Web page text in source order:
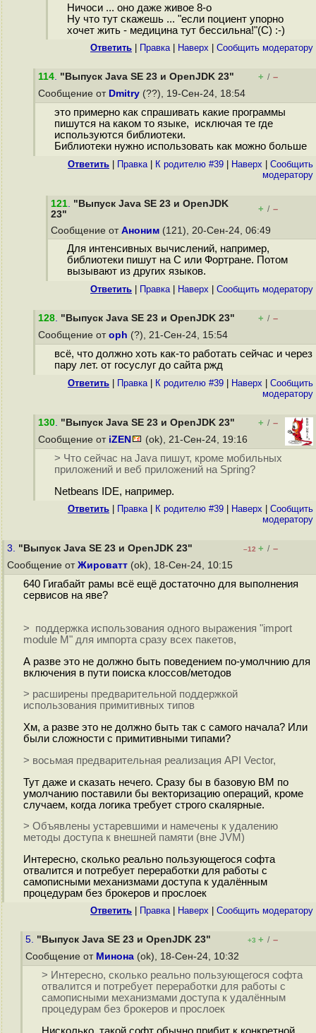
Ничоси ... оно даже живое 8-о
Ну что тут скажешь ... "если поциент упорно
хочет жить - медицина тут бессильна!"(С) :-)
Ответить Правка| Наверх Cообщить модератору
114. "Выпуск Java SE 23 и OpenJDK 23" + / –
Сообщение от Dmitry (??), 19-Сен-24, 18:54
это примерно как спрашивать какие программы
пишутся на каком то языке, исключая те где
используются библиотеки.
Библиотеки нужно использовать как можно больше
Ответить Правка| К родителю #39 Наверх
Cообщить
модератору
121. "Выпуск Java SE 23 и OpenJDK
23"
+ / –
Сообщение от Аноним (121), 20-Сен-24, 06:49
Для интенсивных вычислений, например,
библиотеки пишут на C или Фортране. Потом
вызывают из других языков.
Ответить Правка| Наверх Cообщить модератору
128. "Выпуск Java SE 23 и OpenJDK 23" + / –
Сообщение от oph (?), 21-Сен-24, 15:54
всё, что должно хоть как-то работать сейчас и через
пару лет. от госуслуг до сайта ржд
Ответить Правка| К родителю #39 Наверх
Cообщить
модератору
130. "Выпуск Java SE 23 и OpenJDK 23" + / –
Сообщение от iZEN (ok), 21-Сен-24, 19:16
> Что сейчас на Java пишут, кроме мобильных
приложений и веб приложений на Spring?
Netbeans IDE, например.
Ответить Правка| К родителю #39 Наверх
Cообщить
модератору
3. "Выпуск Java SE 23 и OpenJDK 23" –12 + / –
Сообщение от Жироватт (ok), 18-Сен-24, 10:15
640 Гигабайт рамы всё ещё достаточно для выполнения
сервисов на яве?
> поддержка использования одного выражения "import
module M" для импорта сразу всех пакетов,
А разве это не должно быть поведением по-умолчнию для
включения в пути поиска клоссов/методов
> расширены предварительной поддержкой
использования примитивных типов
Хм, а разве это не должно быть так с самого начала? Или
были сложности с примитивными типами?
> восьмая предварительная реализация API Vector,
Тут даже и сказать нечего. Сразу бы в базовую ВМ по
умолчанию поставили бы векторизацию операций, кроме
случаем, когда логика требует строго скалярные.
> Объявлены устаревшими и намечены к удалению
методы доступа к внешней памяти (вне JVM)
Интересно, сколько реально пользующегося софта
отвалится и потребует переработки для работы с
самописными механизмами доступа к удалённым
процедурам без брокеров и прослоек
Ответить Правка| Наверх Cообщить модератору
5. "Выпуск Java SE 23 и OpenJDK 23" +3 + / –
Сообщение от Минона (ok), 18-Сен-24, 10:32
> Интересно, сколько реально пользующегося софта
отвалится и потребует переработки для работы с
самописными механизмами доступа к удалённым
процедурам без брокеров и прослоек